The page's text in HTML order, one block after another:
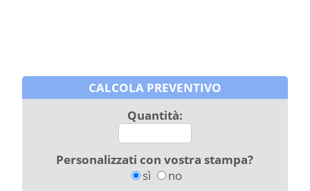
CALCOLA PREVENTIVO
Quantità:
Personalizzati con vostra stampa?
sì
no